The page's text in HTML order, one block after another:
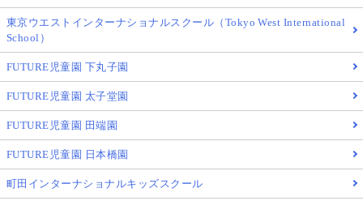
東京ウエストインターナショナルスクール（Tokyo West International
School）
FUTURE児童園 下丸子園
FUTURE児童園 太子堂園
FUTURE児童園 田端園
FUTURE児童園 日本橋園
町田インターナショナルキッズスクール